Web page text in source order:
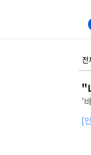
전
"
'
[